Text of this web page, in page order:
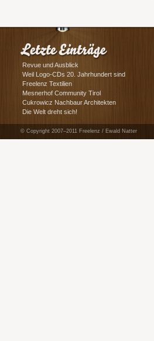
Revue und Ausblick
Weil Logo-CDs 20. Jahrhundert sind
Freelenz Textilien
Mesnerhof Community Tirol
Cukrowicz Nachbaur Architekten
Die Welt dreht sich!
© Copyright 2007–2011 Freelenz / Ewald Natter